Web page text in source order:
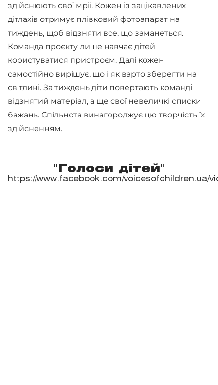
здійснюють свої мрії. Кожен із зацікавлених
дітлахів отримує плівковий фотоапарат на
тиждень, щоб відзняти все, що заманеться.
Команда проєкту лише навчає дітей
користуватися пристроєм. Далі кожен
самостійно вирішує, що і як варто зберегти на
світлині. За тиждень діти повертають команді
відзнятий матеріал, а ще свої невеличкі списки
бажань. Спільнота винагороджує цю творчість їх
здійсненням.
"Голоси дітей"
https://www.facebook.com/voicesofchildren.ua/